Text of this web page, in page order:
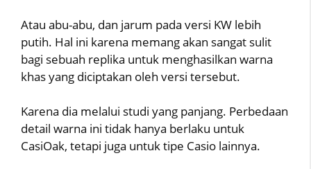
Atau abu-abu, dan jarum pada versi KW lebih
putih. Hal ini karena memang akan sangat sulit
bagi sebuah replika untuk menghasilkan warna
khas yang diciptakan oleh versi tersebut.
Karena dia melalui studi yang panjang. Perbedaan
detail warna ini tidak hanya berlaku untuk
CasiOak, tetapi juga untuk tipe Casio lainnya.